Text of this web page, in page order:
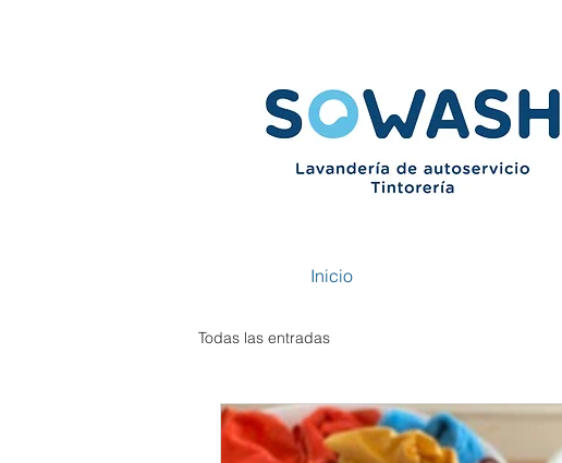
Inicio
Todas las entradas